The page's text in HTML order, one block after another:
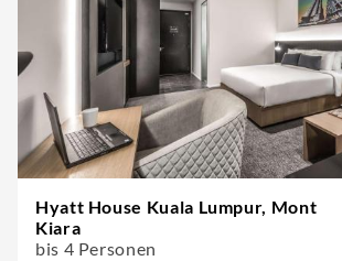
Hyatt House Kuala Lumpur, Mont
Kiara
bis 4 Personen